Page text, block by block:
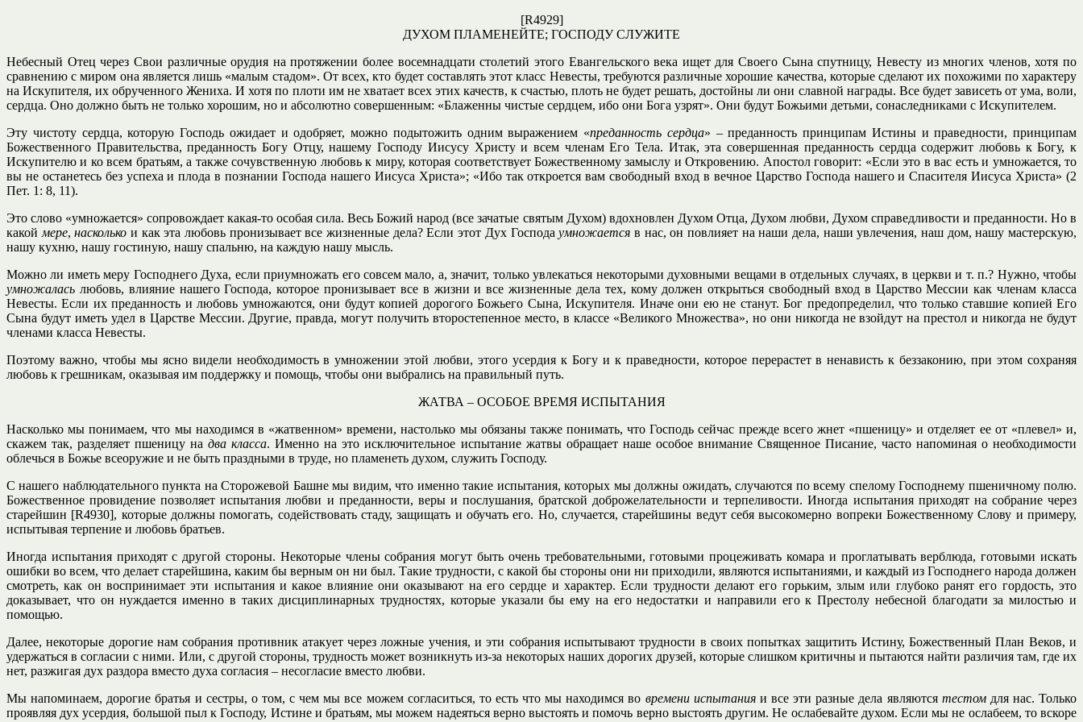
[R4929]
ДУХОМ ПЛАМЕНЕЙТЕ; ГОСПОДУ СЛУЖИТЕ
Небесный Отец через Свои различные орудия на протяжении более восемнадцати столетий этого Евангельского века ищет для Своего Сына спутницу, Невесту из многих членов, хотя по
сравнению с миром она является лишь «малым стадом». От всех, кто будет составлять этот класс Невесты, требуются различные хорошие качества, которые сделают их похожими по характеру
на Искупителя, их обрученного Жениха. И хотя по плоти им не хватает всех этих качеств, к счастью, плоть не будет решать, достойны ли они славной награды. Все будет зависеть от ума, воли,
сердца. Оно должно быть не только хорошим, но и абсолютно совершенным: «Блаженны чистые сердцем, ибо они Бога узрят». Они будут Божьими детьми, сонаследниками с Искупителем.
Эту чистоту сердца, которую Господь ожидает и одобряет, можно подытожить одним выражением «преданность сердца» – преданность принципам Истины и праведности, принципам
Божественного Правительства, преданность Богу Отцу, нашему Господу Иисусу Христу и всем членам Его Тела. Итак, эта совершенная преданность сердца содержит любовь к Богу, к
Искупителю и ко всем братьям, а также сочувственную любовь к миру, которая соответствует Божественному замыслу и Откровению. Апостол говорит: «Если это в вас есть и умножается, то
вы не останетесь без успеха и плода в познании Господа нашего Иисуса Христа»; «Ибо так откроется вам свободный вход в вечное Царство Господа нашего и Спасителя Иисуса Христа» (2
Пет. 1: 8, 11).
Это слово «умножается» сопровождает какая-то особая сила. Весь Божий народ (все зачатые святым Духом) вдохновлен Духом Отца, Духом любви, Духом справедливости и преданности. Но в
какой мере,насколько и как эта любовь пронизывает все жизненные дела? Если этот Дух Господаумножается в нас, он повлияет на наши дела, наши увлечения, наш дом, нашу мастерскую,
нашу кухню, нашу гостиную, нашу спальню, на каждую нашу мысль.
Можно ли иметь меру Господнего Духа, если приумножать его совсем мало, а, значит, только увлекаться некоторыми духовными вещами в отдельных случаях, в церкви и т. п.? Нужно, чтобы
умножалась любовь, влияние нашего Господа, которое пронизывает все в жизни и все жизненные дела тех, кому должен открыться свободный вход в Царство Мессии как членам класса
Невесты. Если их преданность и любовь умножаются, они будут копией дорогого Божьего Сына, Искупителя. Иначе они ею не станут. Бог предопределил, что только ставшие копией Его
Сына будут иметь удел в Царстве Мессии. Другие, правда, могут получить второстепенное место, в классе «Великого Множества», но они никогда не взойдут на престол и никогда не будут
членами класса Невесты.
Поэтому важно, чтобы мы ясно видели необходимость в умножении этой любви, этого усердия к Богу и к праведности, которое перерастет в ненависть к беззаконию, при этом сохраняя
любовь к грешникам, оказывая им поддержку и помощь, чтобы они выбрались на правильный путь.
ЖАТВА – ОСОБОЕ ВРЕМЯ ИСПЫТАНИЯ
Насколько мы понимаем, что мы находимся в «жатвенном» времени, настолько мы обязаны также понимать, что Господь сейчас прежде всего жнет «пшеницу» и отделяет ее от «плевел» и,
скажем так, разделяет пшеницу надва класса. Именно на это исключительное испытание жатвы обращает наше особое внимание Священное Писание, часто напоминая о необходимости
облечься в Божье всеоружие и не быть праздными в труде, но пламенеть духом, служить Господу.
С нашего наблюдательного пункта на Сторожевой Башне мы видим, что именно такие испытания, которых мы должны ожидать, случаются по всему спелому Господнему пшеничному полю.
Божественное провидение позволяет испытания любви и преданности, веры и послушания, братской доброжелательности и терпеливости. Иногда испытания приходят на собрание через
старейшин [R4930], которые должны помогать, содействовать стаду, защищать и обучать его. Но, случается, старейшины ведут себя высокомерно вопреки Божественному Слову и примеру,
испытывая терпение и любовь братьев.
Иногда испытания приходят с другой стороны. Некоторые члены собрания могут быть очень требовательными, готовыми процеживать комара и проглатывать верблюда, готовыми искать
ошибки во всем, что делает старейшина, каким бы верным он ни был. Такие трудности, с какой бы стороны они ни приходили, являются испытаниями, и каждый из Господнего народа должен
смотреть, как он воспринимает эти испытания и какое влияние они оказывают на его сердце и характер. Если трудности делают его горьким, злым или глубоко ранят его гордость, это
доказывает, что он нуждается именно в таких дисциплинарных трудностях, которые указали бы ему на его недостатки и направили его к Престолу небесной благодати за милостью и
помощью.
Далее, некоторые дорогие нам собрания противник атакует через ложные учения, и эти собрания испытывают трудности в своих попытках защитить Истину, Божественный План Веков, и
удержаться в согласии с ними. Или, с другой стороны, трудность может возникнуть из-за некоторых наших дорогих друзей, которые слишком критичны и пытаются найти различия там, где их
нет, разжигая дух раздора вместо духа согласия – несогласие вместо любви.
Мы напоминаем, дорогие братья и сестры, о том, с чем мы все можем согласиться, то есть что мы находимся во времени испытанияи все эти разные дела являются тестомдля нас. Только
проявляя дух усердия, большой пыл к Господу, Истине и братьям, мы можем надеяться верно выстоять и помочь верно выстоять другим. Не ослабевайте духом. Если мы не ослабеем, то вскоре